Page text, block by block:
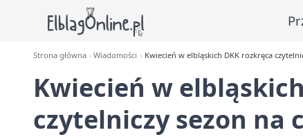
Strona główna Wiadomości Kwiecień w elbląskich DKK rozkręca
Kwiecień w
czytelniczy sezon na